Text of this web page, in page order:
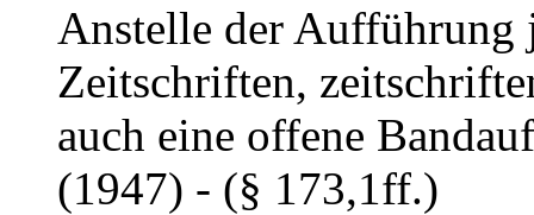
Anstelle der Aufführung
Zeitschriften,
auch eine offene
(1947) - (§ 173,1ff.)